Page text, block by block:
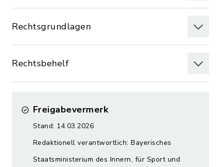
Rechtsgrundlagen
Rechtsbehelf
Freigabevermerk
Stand: 14.03.2026
Redaktionell verantwortlich: Bayerisches
Staatsministerium des Innern, für Sport und